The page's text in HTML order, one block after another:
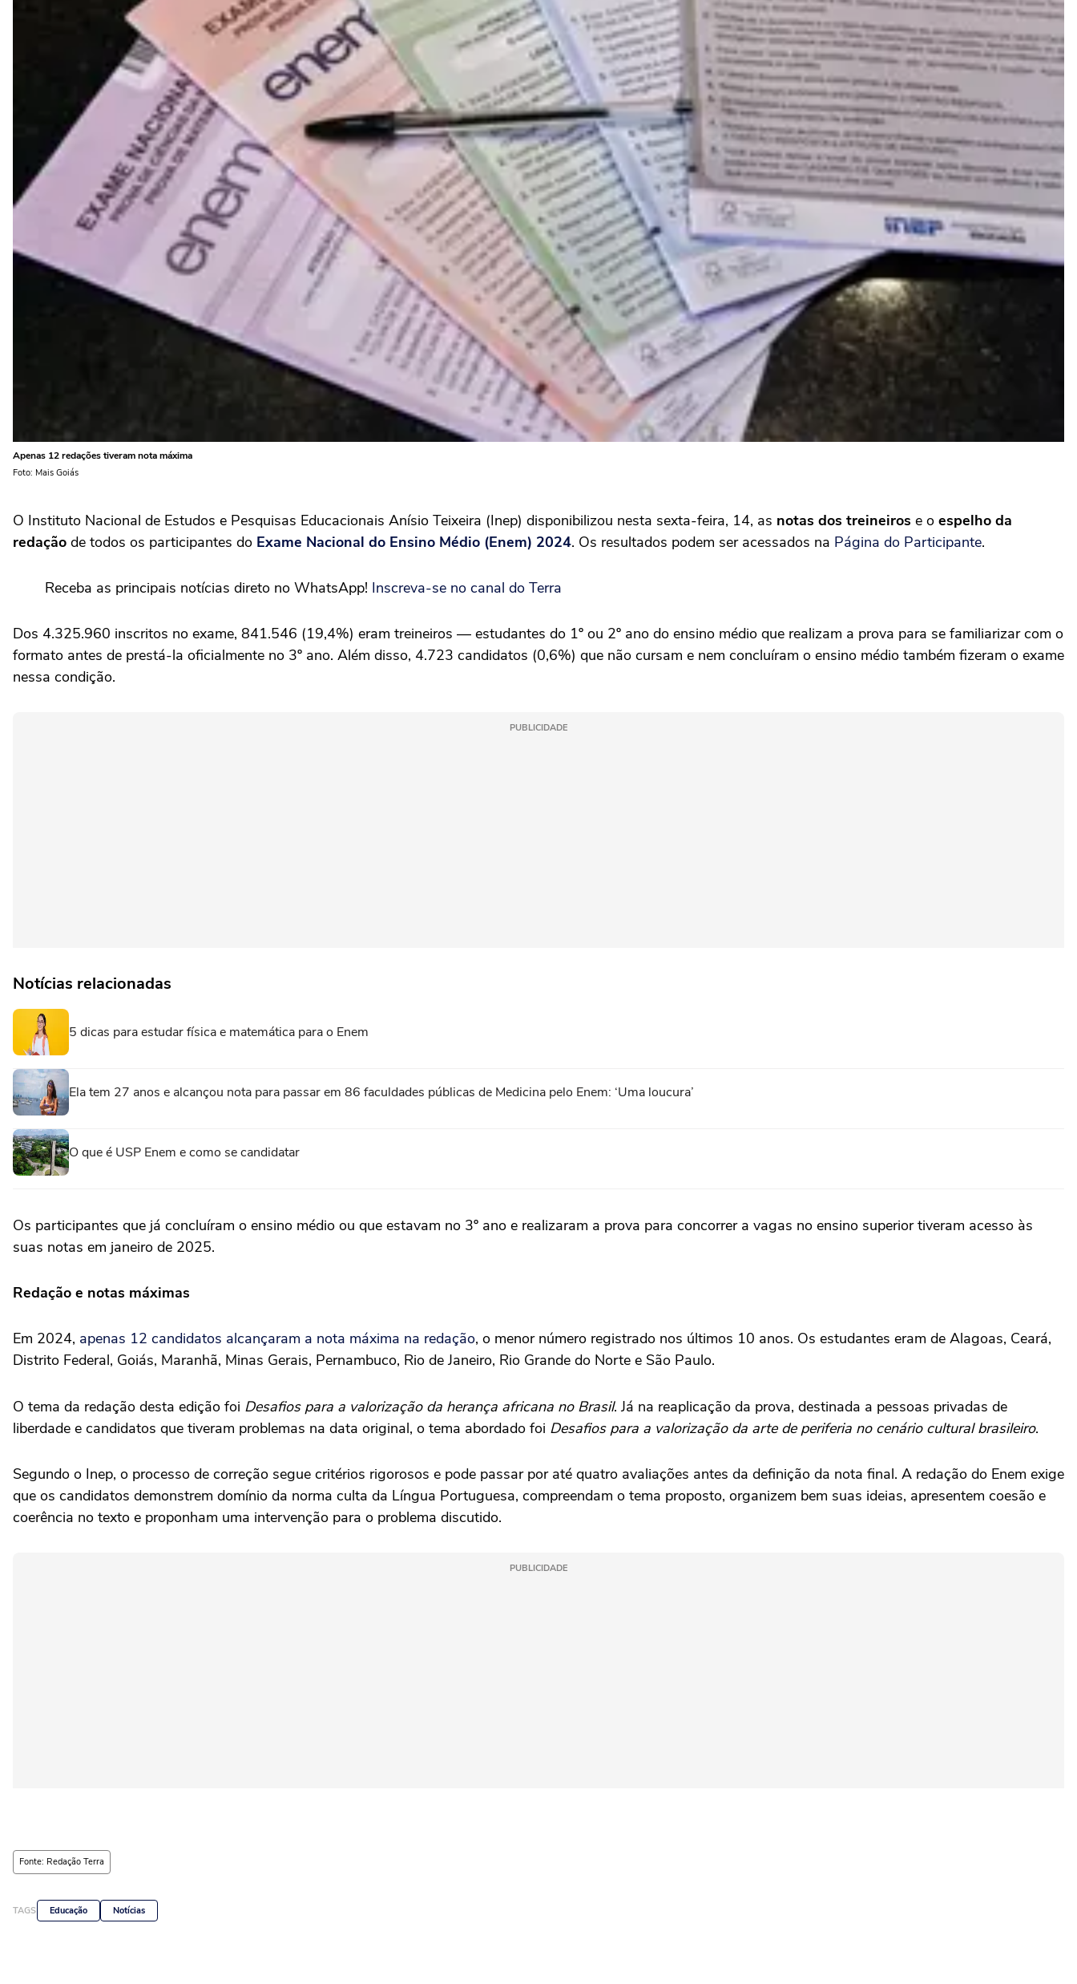
Apenas 12 redações tiveram nota máxima
Foto: Mais Goiás
O Instituto Nacional de Estudos e Pesquisas Educacionais Anísio Teixeira (Inep) disponibilizou nesta sexta-feira, 14, as notas dos treineiros e o espelho da
redação de todos os participantes do Exame Nacional do Ensino Médio (Enem) 2024. Os resultados podem ser acessados na Página do Participante.
Receba as principais notícias direto no WhatsApp! Inscreva-se no canal do Terra
Dos 4.325.960 inscritos no exame, 841.546 (19,4%) eram treineiros — estudantes do 1º ou 2º ano do ensino médio que realizam a prova para se familiarizar com o
formato antes de prestá-la oficialmente no 3º ano. Além disso, 4.723 candidatos (0,6%) que não cursam e nem concluíram o ensino médio também fizeram o exame
nessa condição.
PUBLICIDADE
Notícias relacionadas
5 dicas para estudar física e matemática para o Enem
Ela tem 27 anos e alcançou nota para passar em 86 faculdades públicas de Medicina pelo Enem: ‘Uma loucura’
O que é USP Enem e como se candidatar
Os participantes que já concluíram o ensino médio ou que estavam no 3º ano e realizaram a prova para concorrer a vagas no ensino superior tiveram acesso às
suas notas em janeiro de 2025.
Redação e notas máximas
Em 2024, apenas 12 candidatos alcançaram a nota máxima na redação, o menor número registrado nos últimos 10 anos. Os estudantes eram de Alagoas, Ceará,
Distrito Federal, Goiás, Maranhã, Minas Gerais, Pernambuco, Rio de Janeiro, Rio Grande do Norte e São Paulo.
O tema da redação desta edição foi Desafios para a valorização da herança africana no Brasil. Já na reaplicação da prova, destinada a pessoas privadas de
liberdade e candidatos que tiveram problemas na data original, o tema abordado foi Desafios para a valorização da arte de periferia no cenário cultural brasileiro.
Segundo o Inep, o processo de correção segue critérios rigorosos e pode passar por até quatro avaliações antes da definição da nota final. A redação do Enem exige
que os candidatos demonstrem domínio da norma culta da Língua Portuguesa, compreendam o tema proposto, organizem bem suas ideias, apresentem coesão e
coerência no texto e proponham uma intervenção para o problema discutido.
PUBLICIDADE
Fonte: Redação Terra
TAGS Educação Notícias